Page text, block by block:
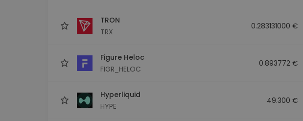
TRON
TRX
0.283131000 €
Figure Heloc
FIGR_HELOC
0.893772 €
Hyperliquid
HYPE
49.300 €